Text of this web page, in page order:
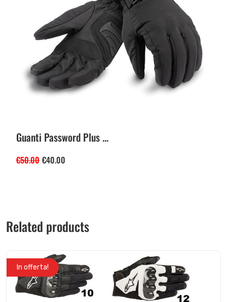
Guanti Password Plus ...
€50.00 €40.00
Related products
In offerta!